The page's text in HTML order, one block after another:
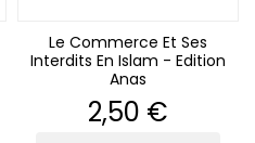
Le Commerce Et Ses
Interdits En Islam - Edition
Anas
Prix
2,50 €